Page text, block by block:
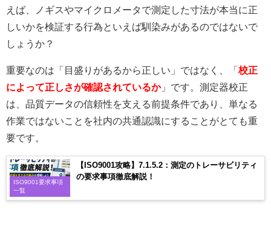
えば、ノギスやマイクロメータで測定した寸法が本当に正
しいかを検証する行為といえば馴染みがあるのではないで
しょうか？
重要なのは「目盛りがあるから正しい」ではなく、「 校正
によって正しさが確認されているか」です。測定器校正
は、品質データの信頼性を支える前提条件であり、単なる
作業ではないことを社内の共通認識にすることがとても重
要です。
ISO9001要求事項
一覧
【ISO9001攻略】7.1.5.2：測定のトレーサビリティ
の要求事項徹底解説！